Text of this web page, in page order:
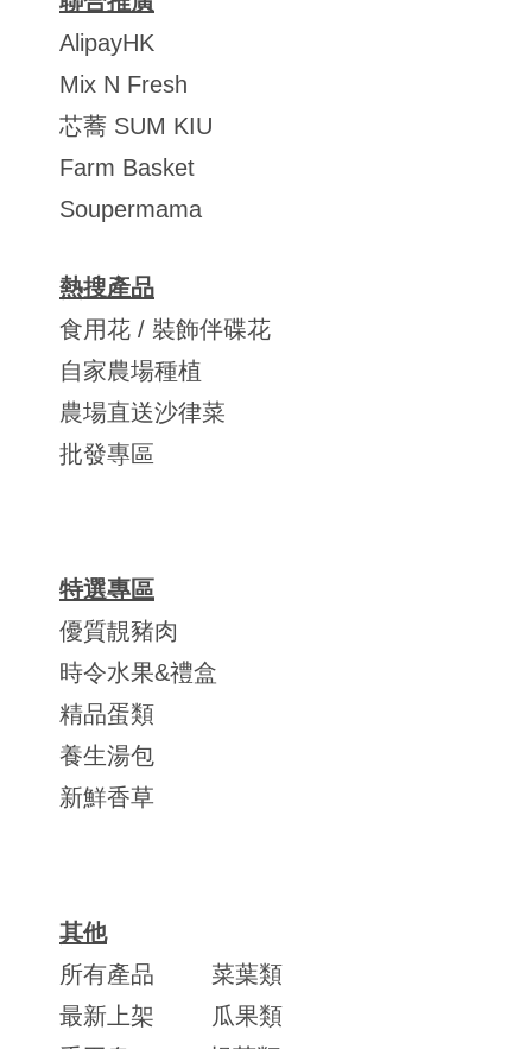
AlipayHK
Mix N Fresh
芯蕎 SUM KIU
Farm Basket
Soupermama
熱搜產品
食用花 / 裝飾伴碟花
自家農場種植
農場直送沙律菜
批發專區
特選專區
優質靚豬肉
時令水果&禮盒
精品蛋類
養生湯包
新鮮香草
其他
所有產品
菜葉類
最新上架
瓜果類